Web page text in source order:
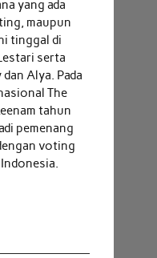
yang ada
maupun
tinggal di
serta
Alya. Pada
The
tahun
pemenang
voting